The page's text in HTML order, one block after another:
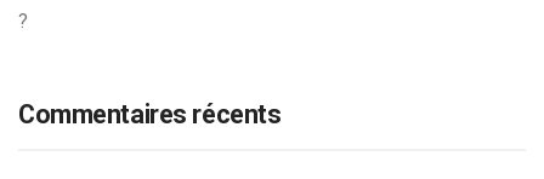
?
Commentaires récents